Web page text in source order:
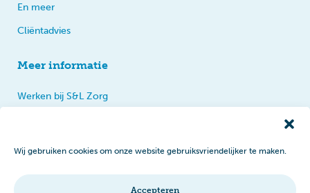
Wij gebruiken cookies om onze website gebruiksvriendelijker te maken.
Accepteren
En meer
Cliëntadvies
Meer informatie
Werken bij S&L Zorg